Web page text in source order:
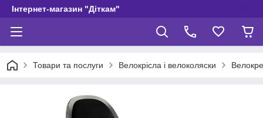
Інтернет-магазин "Діткам"
Товари та послуги Велокрісла і велоколяски